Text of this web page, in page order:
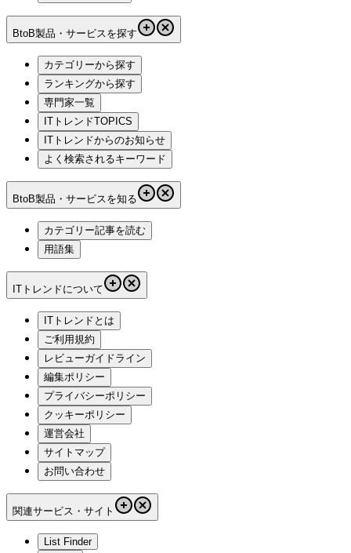
BtoB製品・サービスを探す
カテゴリーから探す
ランキングから探す
専門家一覧
ITトレンドTOPICS
ITトレンドからのお知らせ
よく検索されるキーワード
BtoB製品・サービスを知る
カテゴリー記事を読む
用語集
ITトレンドについて
ITトレンドとは
ご利用規約
レビューガイドライン
編集ポリシー
プライバシーポリシー
クッキーポリシー
運営会社
サイトマップ
お問い合わせ
関連サービス・サイト
List Finder